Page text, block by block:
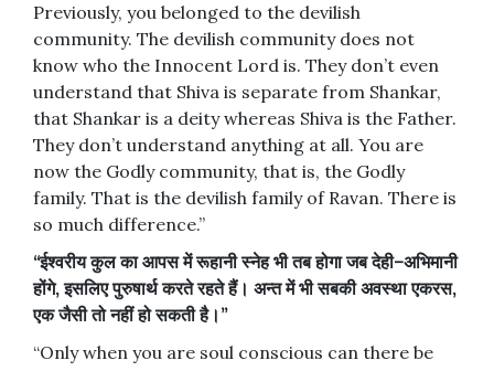
Previously, you belonged to the devilish
community. The devilish community does not
know who the Innocent Lord is. They don’t even
understand that Shiva is separate from Shankar,
that Shankar is a deity whereas Shiva is the Father.
They don’t understand anything at all. You are
now the Godly community, that is, the Godly
family. That is the devilish family of Ravan. There is
so much difference.”
“ईश्वरीय कुल का आपस में रूहानी स्नेह भी तब होगा जब देही–अभिमानी
होंगे,इसलिए पुरुषार्थ करते रहते हैं। अन्त में भी सबकी अवस्था एकरस,
एक जैसी तो नहीं हो सकती है। ”
“Only when you are soul conscious can there be